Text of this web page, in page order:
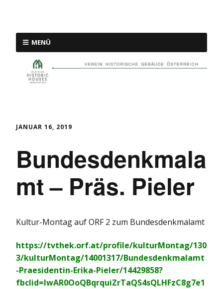
MENÜ
JANUAR 16, 2019
Bundesdenkmala
mt – Präs. Pieler
Kultur-Montag auf ORF 2 zum Bundesdenkmalamt
https://tvthek.orf.at/profile/kulturMontag/130
3/kulturMontag/14001317/Bundesdenkmalamt
-Praesidentin-Erika-Pieler/14429858?
fbclid=IwAR0OoQBqrquiZrTaQS4sQLHFzC8g7e1